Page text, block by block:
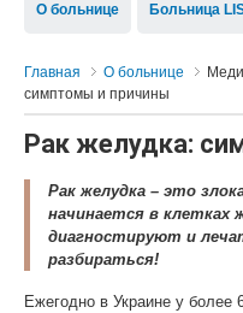
О больнице Больница
Главная О больнице
симптомы и причины
Рак желудка:
Рак желудка – это
начинается в клетках
диагностируют и
разбираться!
Ежегодно в Украине у более